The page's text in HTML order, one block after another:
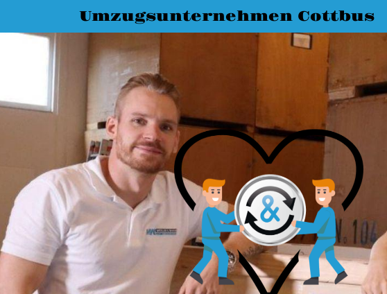
Umzugsunternehmen Cottbus